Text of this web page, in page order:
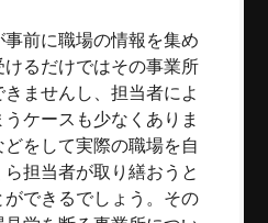
前に職場の情報を集め
るだけではその事業所
ませんし、担当者によ
ケースも少なくありま
をして実際の職場を自
担当者が取り繕おうと
できるでしょう。その